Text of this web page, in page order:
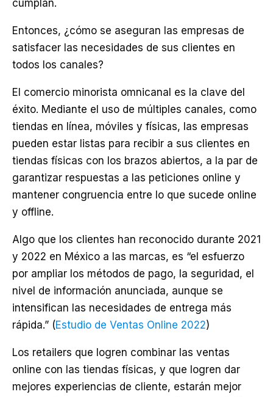
cumplan.
Entonces, ¿cómo se aseguran las empresas de
satisfacer las necesidades de sus clientes en
todos los canales?
El comercio minorista omnicanal es la clave del
éxito. Mediante el uso de múltiples canales, como
tiendas en línea, móviles y físicas, las empresas
pueden estar listas para recibir a sus clientes en
tiendas físicas con los brazos abiertos, a la par de
garantizar respuestas a las peticiones online y
mantener congruencia entre lo que sucede online
y offline.
Algo que los clientes han reconocido durante 2021
y 2022 en México a las marcas, es “el esfuerzo
por ampliar los métodos de pago, la seguridad, el
nivel de información anunciada, aunque se
intensifican las necesidades de entrega más
rápida.” (Estudio de Ventas Online 2022)
Los retailers que logren combinar las ventas
online con las tiendas físicas, y que logren dar
mejores experiencias de cliente, estarán mejor